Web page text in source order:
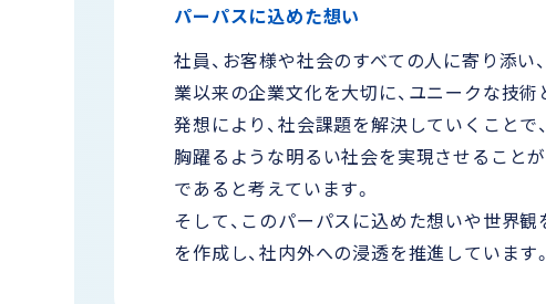
パーパスに込めた想い
社員、お客様や社会のすべての人に寄り添い
業以来の企業文化を大切に、ユニークな技
発想により、社会課題を解決していくことで
胸躍るような明るい社会を実現させること
であると考えています。
そして、このパーパスに込めた想いや世界
を作成し、社内外への浸透を推進しています。